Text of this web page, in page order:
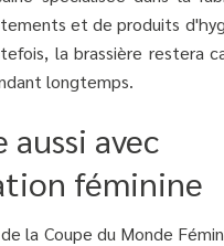
et de produits
la brassière restera
longtemps.
avec
féminine
la Coupe du Monde